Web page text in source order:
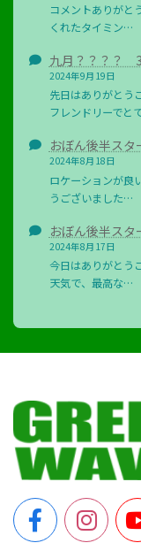
コメントありがと
くれたタイミン…
九月？？？？
2024年9月19日
先日はありがとう
フレンドリーでと
おぼん後半スタ
2024年8月18日
ロケーションが良
うございました…
おぼん後半スタ
2024年8月17日
今日はありがとう
天気で、最高な…